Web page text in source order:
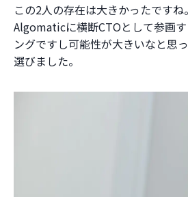
この2人の存在は大きかったです
Algomaticに横断CTOとして参画
ングですし可能性が大きいなと思
選びました。